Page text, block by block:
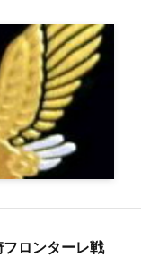
フロンターレ戦